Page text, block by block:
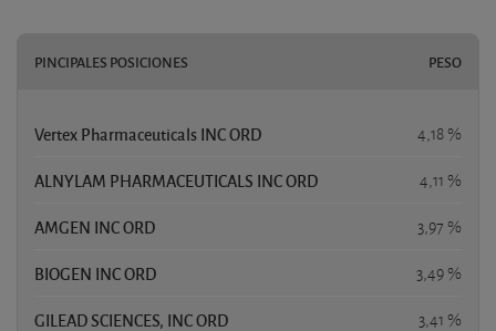
PINCIPALES POSICIONES PESO
Vertex Pharmaceuticals INC ORD 4,18 %
ALNYLAM PHARMACEUTICALS INC ORD 4,11 %
AMGEN INC ORD 3,97 %
BIOGEN INC ORD 3,49 %
GILEAD SCIENCES, INC ORD 3,41 %